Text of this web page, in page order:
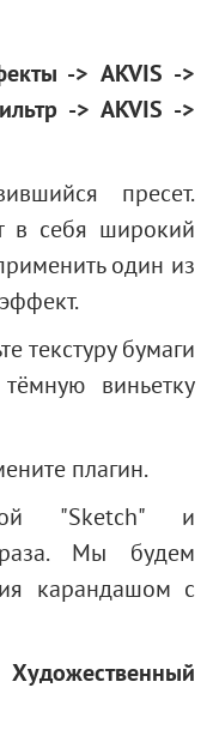
-> AKVIS ->
-> AKVIS ->
пресет.
в себя широкий
один из
текстуру бумаги
виньетку
плагин.
"Sketch" и
Мы будем
карандашом с
Художественный